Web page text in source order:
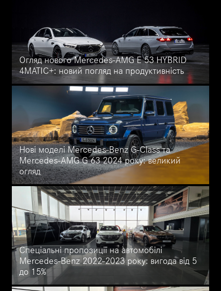
Огляд нового Mercedes-AMG E 53 HYBRID
4MATIC+: новий погляд на продуктивність
Познайомтеся з ексклюзивним Mercedes-AMG E 53 HYBRID
4MATIC+ Edition 1: розкішний гібрид із кольорами
MANUFAKTUR, пакетами AMG Night, карбоновим екстер'єром
та яскравим чорно-жовтим салоном. У стандартну комплектацію
входить MBUX Superscreen та спеціальний автомобільний чохол
AMG.
Нові моделі Mercedes-Benz G-Class та
Mercedes-AMG G 63 2024 року: великий
огляд
Новий Mercedes-Benz G-Class 2024 продовжує традиції та
репутацію моделі, закладені понад 40 років тому. Дізнайтеся,
що крім перевіреної рамної конструкції, трьох механічних
блокувань диференціала та передачі LOW RANGE для
бездоріжжя пропонує цей відомий позашляховик.
Спеціальні пропозиції на автомобілі
Mercedes-Benz 2022-2023 року: вигода від 5
до 15%
Спеціальні пропозиції на автомобілі Mercedes-Benz 2022-2023 в